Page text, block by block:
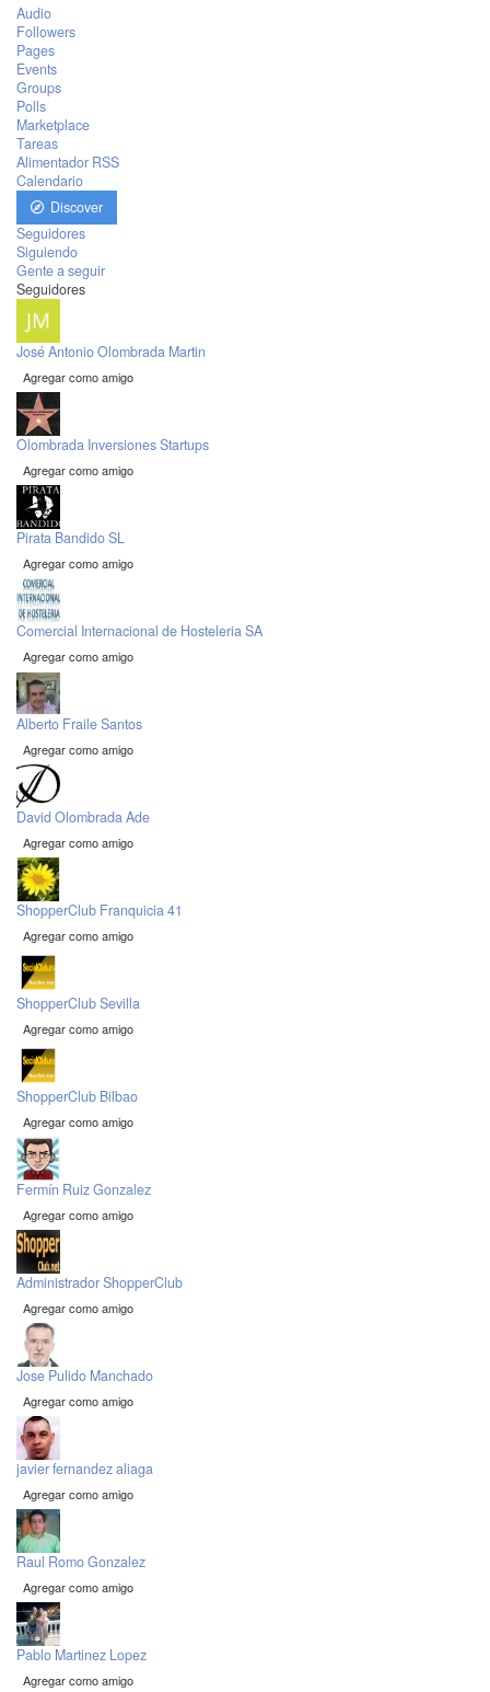
Audio
Followers
Pages
Events
Groups
Polls
Marketplace
Tareas
Alimentador RSS
Calendario
Discover
Seguidores
Siguiendo
Gente a seguir
Seguidores
José Antonio Olombrada Martin
Agregar como amigo
Olombrada Inversiones Startups
Agregar como amigo
Pirata Bandido SL
Agregar como amigo
Comercial Internacional de Hosteleria SA
Agregar como amigo
Alberto Fraile Santos
Agregar como amigo
David Olombrada Ade
Agregar como amigo
ShopperClub Franquicia 41
Agregar como amigo
ShopperClub Sevilla
Agregar como amigo
ShopperClub Bilbao
Agregar como amigo
Fermín Ruiz Gonzalez
Agregar como amigo
Administrador ShopperClub
Agregar como amigo
Jose Pulido Manchado
Agregar como amigo
javier fernandez aliaga
Agregar como amigo
Raul Romo Gonzalez
Agregar como amigo
Pablo Martinez Lopez
Agregar como amigo